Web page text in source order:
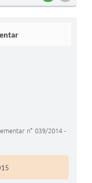
n° 039/2014 -